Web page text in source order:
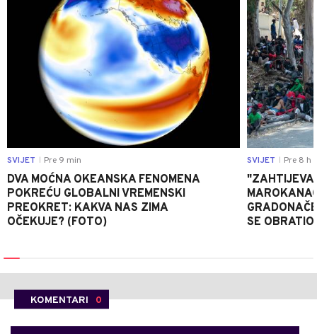
SVIJET Pre 9 min
DVA MOĆNA OKEANSKA FENOMENA
POKREĆU GLOBALNI VREMENSKI
PREOKRET: KAKVA NAS ZIMA
OČEKUJE? (FOTO)
SVIJET Pre 8 h
SE
KOMENTARI 0